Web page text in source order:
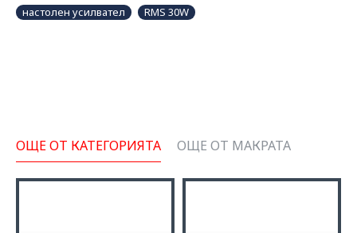
настолен усилвател
RMS 30W
ОЩЕ ОТ КАТЕГОРИЯТА ОЩЕ ОТ МАКРАТА